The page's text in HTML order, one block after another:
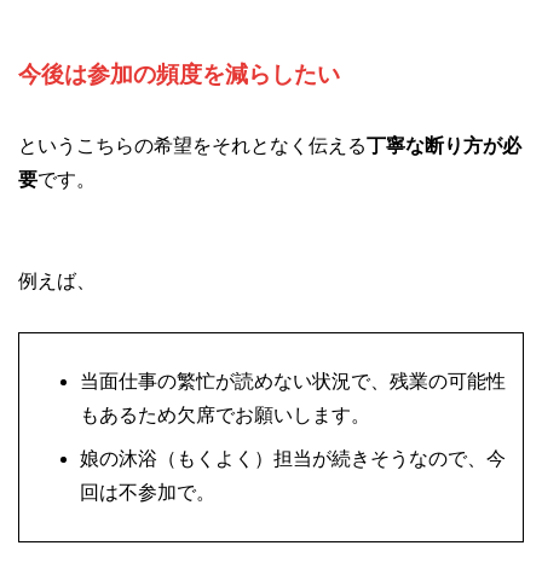
今後は参加の頻度を減らしたい
というこちらの希望をそれとなく伝える丁寧な断り方が必
要です。
例えば、
当面仕事の繁忙が読めない状況で、残業の可能性
もあるため欠席でお願いします。
娘の沐浴（もくよく）担当が続きそうなので、今
回は不参加で。